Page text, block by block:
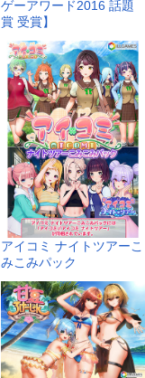
ゲーアワード2016 話題
賞 受賞】
アイコミ ナイトツアーこ
みこみパック